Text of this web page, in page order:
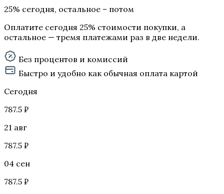
25% сегодня, остальное – потом
Оплатите сегодня 25% стоимости покупки, а
остальное — тремя платежами раз в две недели.
Без процентов и комиссий
Быстро и удобно как обычная оплата картой
Сегодня
787.5 ₽
21 авг
787.5 ₽
04 сен
787.5 ₽